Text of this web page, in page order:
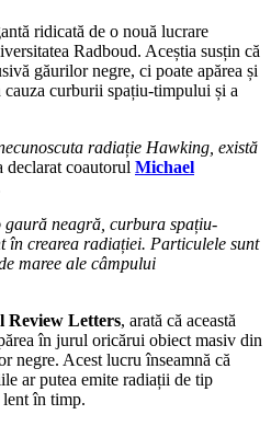
ridicată de o nouă lucrare
Radboud. Aceștia susțin că
găurilor negre, ci poate apărea și
cauza curburii spațiu-timpului și a
radiație Hawking, există
declarat coautorul Michael
gaură neagră, curbura spațiu-
crearea radiației. Particulele sunt
maree ale câmpului
Review Letters, arată că această
în jurul oricărui obiect masiv din
negre. Acest lucru înseamnă că
ar putea emite radiații de tip
în timp.